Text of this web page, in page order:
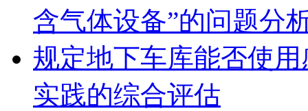
含气体设备”的问题分
规定地下车库能否使
实践的综合评估